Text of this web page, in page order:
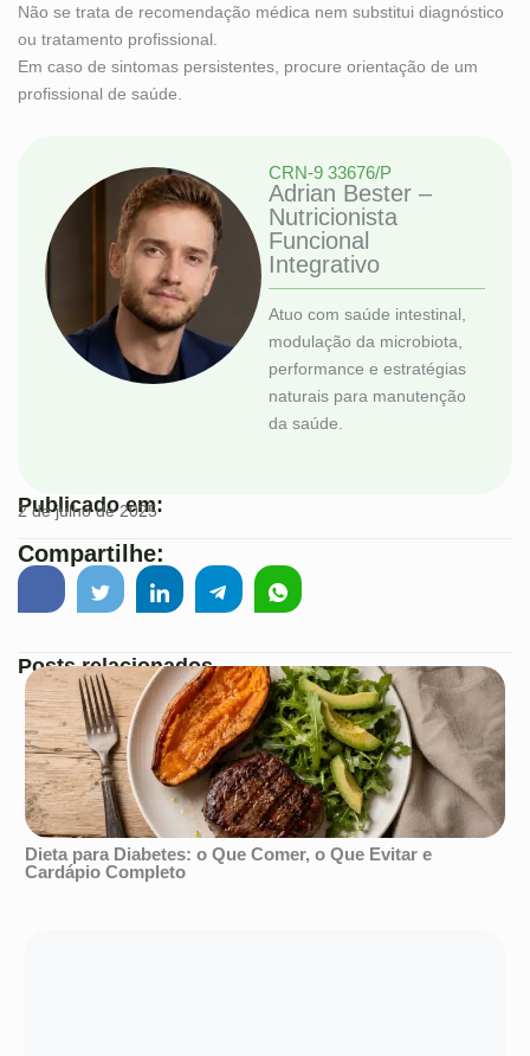
Não se trata de recomendação médica nem substitui diagnóstico
ou tratamento profissional.
Em caso de sintomas persistentes, procure orientação de um
profissional de saúde.
CRN-9 33676/P
Adrian Bester –
Nutricionista
Funcional
Integrativo
Atuo com saúde intestinal,
modulação da microbiota,
performance e estratégias
naturais para manutenção
da saúde.
Publicado em:
2 de julho de 2025
Compartilhe:
Posts relacionados
Dieta para Diabetes: o Que Comer, o Que Evitar e
Cardápio Completo